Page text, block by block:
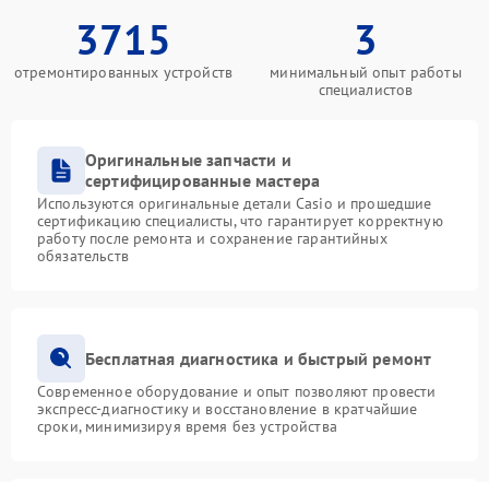
3715
отремонтированных устройств
3
минимальный опыт работы
специалистов
Оригинальные запчасти и
сертифицированные мастера
Используются оригинальные детали Casio и прошедшие
сертификацию специалисты, что гарантирует корректную
работу после ремонта и сохранение гарантийных
обязательств
Бесплатная диагностика и быстрый ремонт
Современное оборудование и опыт позволяют провести
экспресс-диагностику и восстановление в кратчайшие
сроки, минимизируя время без устройства